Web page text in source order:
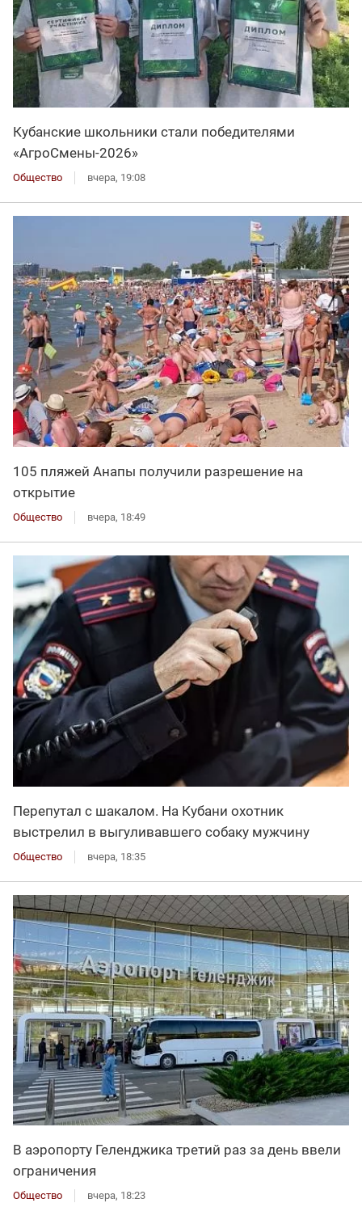
Кубанские школьники стали победителями
«АгроСмены-2026»
Общество вчера, 19:08
105 пляжей Анапы получили разрешение на
открытие
Общество вчера, 18:49
Перепутал с шакалом. На Кубани охотник
выстрелил в выгуливавшего собаку мужчину
Общество вчера, 18:35
В аэропорту Геленджика третий раз за день ввели
ограничения
Общество вчера, 18:23